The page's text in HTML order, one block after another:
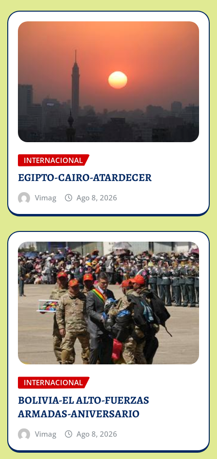
INTERNACIONAL
EGIPTO-CAIRO-ATARDECER
Vimag Ago 8, 2026
INTERNACIONAL
BOLIVIA-EL ALTO-FUERZAS
ARMADAS-ANIVERSARIO
Vimag Ago 8, 2026